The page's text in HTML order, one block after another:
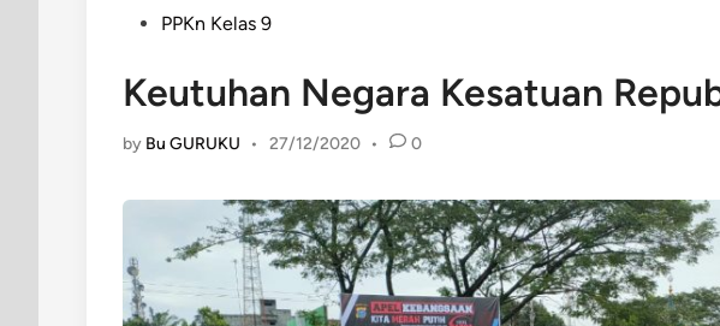
PostedPPKn Kelas 9
Keutuhan Negara Kesatuan
by Bu GURUKU • 27/12/2020 • 0